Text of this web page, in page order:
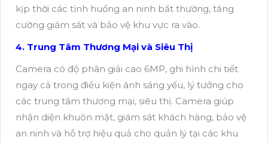
kịp thời các tình huống an ninh bất thường, tăng
cường giám sát và bảo vệ khu vực ra vào.
4. Trung Tâm Thương Mại và Siêu Thị
Camera có độ phân giải cao 6MP, ghi hình chi tiết
ngay cả trong điều kiện ánh sáng yếu, lý tưởng cho
các trung tâm thương mại, siêu thị. Camera giúp
nhận diện khuôn mặt, giám sát khách hàng, bảo vệ
an ninh và hỗ trợ hiệu quả cho quản lý tại các khu